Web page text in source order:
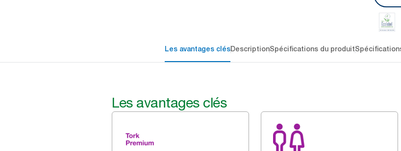
Les avantages clésDescriptionSpécifications du produit
Les avantages clés